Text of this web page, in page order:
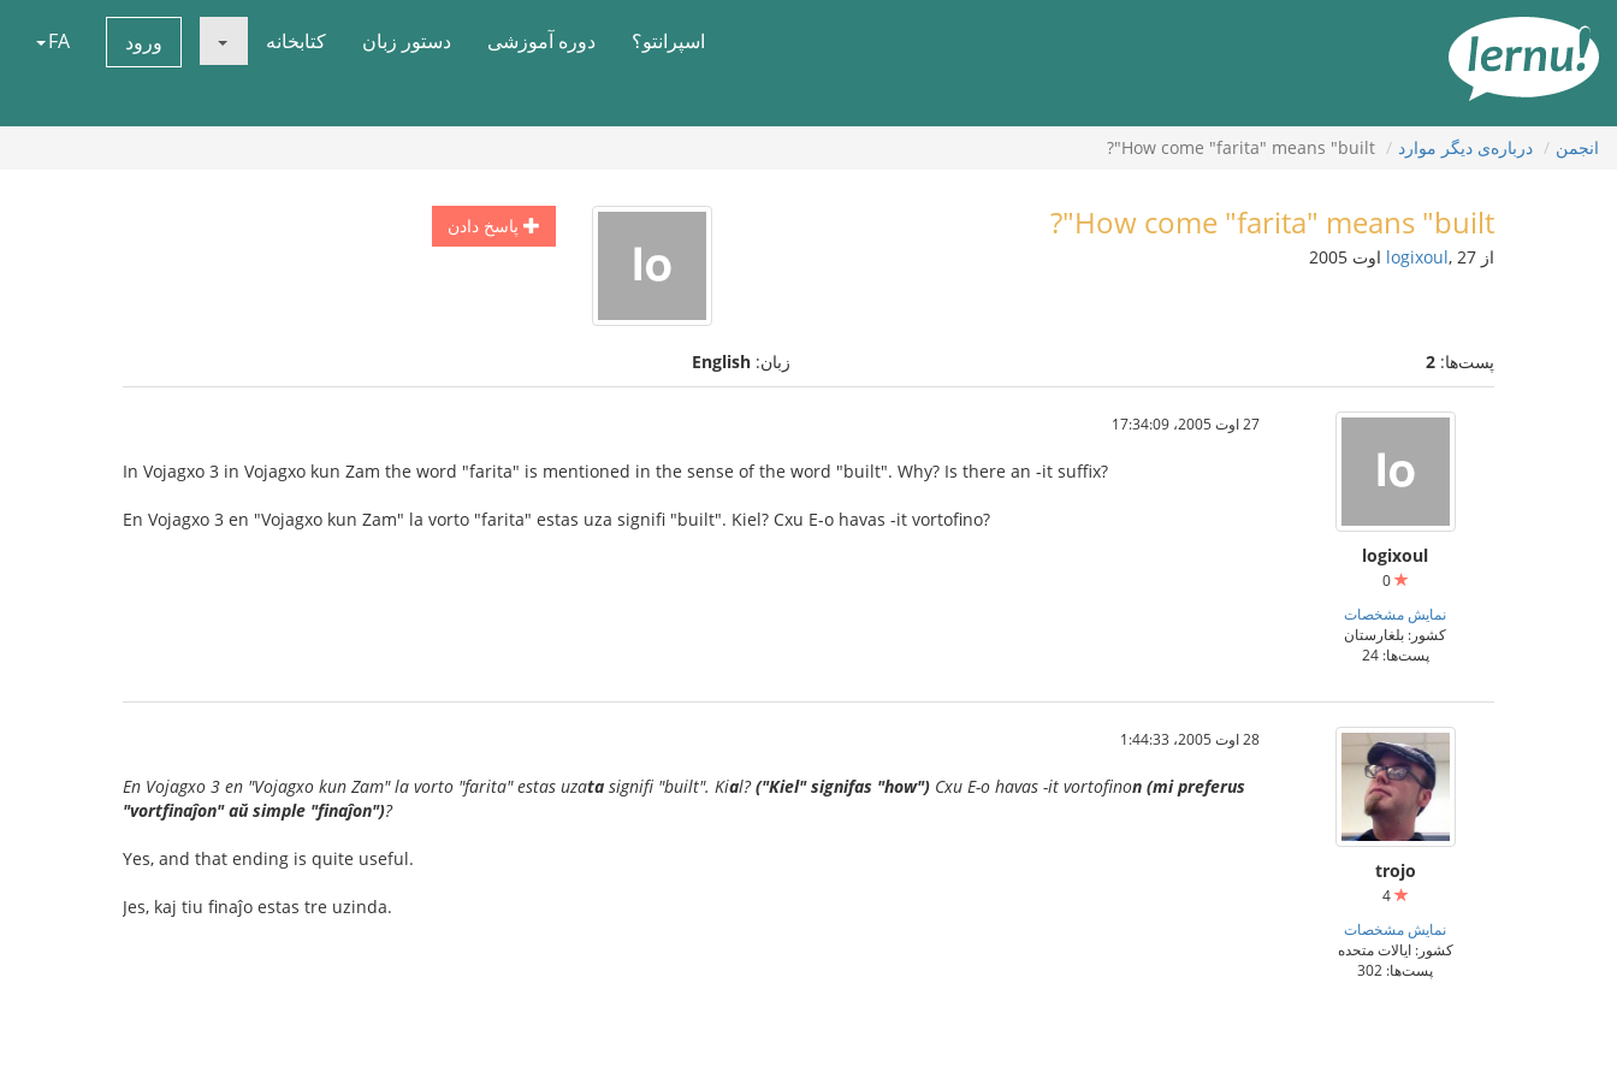
محتوا
اسپرانتو؟ دوره آموزشی دستور زبان کتابخانه ورود FA
انجمن درباره‌ی دیگر موارد How come "farita" means "built"?
پاسخ دادن How come "farita" means "built"?
از logixoul, 27 اوت 2005
پست‌ها: 2 زبان: English
logixoul
0
نمایش مشخصات
کشور: بلغارستان
پست‌ها: 24
27 اوت 2005،‏ 17:34:09
In Vojagxo 3 in Vojagxo kun Zam the word "farita" is mentioned in the sense of the word "built". Why? Is there an -it suffix?
En Vojagxo 3 en "Vojagxo kun Zam" la vorto "farita" estas uza signifi "built". Kiel? Cxu E-o havas -it vortofino?
trojo
4
نمایش مشخصات
کشور: ایالات متحده
پست‌ها: 302
28 اوت 2005،‏ 1:44:33
En Vojagxo 3 en "Vojagxo kun Zam" la vorto "farita" estas uzata signifi "built". Kial?("Kiel" signifas "how") Cxu E-o havas -it vortofinon (mi preferus
"vortfinaĵon" aŭ simple "finaĵon")?
Yes, and that ending is quite useful.
Jes, kaj tiu finaĵo estas tre uzinda.